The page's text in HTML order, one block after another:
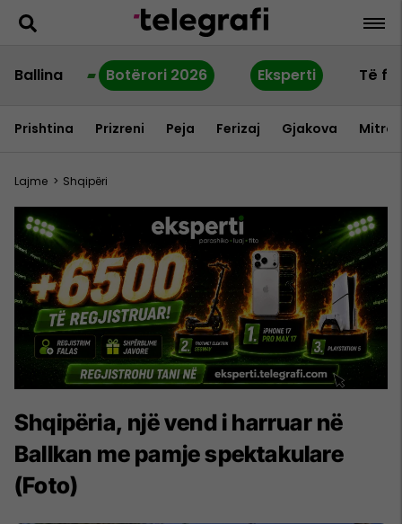
Ballina Botërori 2026 Eksperti Të
Prishtina Prizreni Peja Ferizaj Gjakova
Lajme > Shqipëri
Shqipëria, një vend i harruar në
Ballkan me pamje spektakulare
(Foto)